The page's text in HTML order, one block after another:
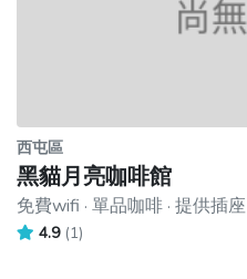
西屯區
黑貓月亮咖啡館
免費wifi · 單品咖啡 · 提供插座
4.9 (1)